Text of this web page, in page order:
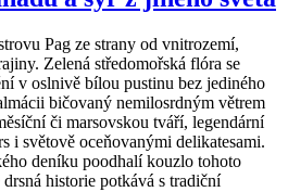
Pag ze strany od vnitrozemí,
Zelená středomořská flóra se
v oslnivě bílou pustinu bez jediného
bičovaný nemilosrdným větrem
či marsovskou tváří, legendární
i světově oceňovanými delikatesami.
deníku poodhalí kouzlo tohoto
historie potkává s tradiční